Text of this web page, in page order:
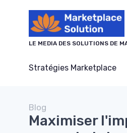
LE MEDIA DES SOLUTIONS DE
Stratégies Marketplace
Blog
Maximiser